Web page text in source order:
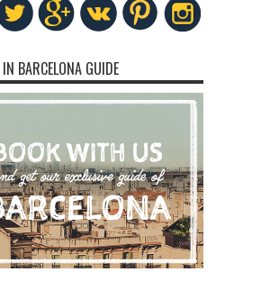
BARCELONA GUIDE